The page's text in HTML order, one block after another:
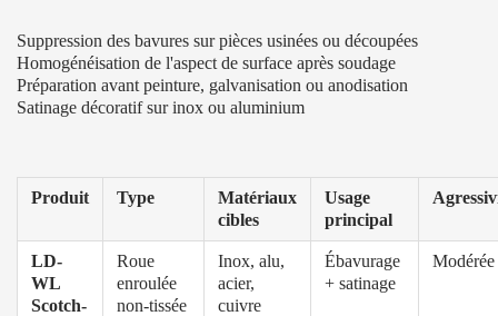
Suppression des bavures sur pièces usinées ou découpées
Homogénéisation de l'aspect de surface après soudage
Préparation avant peinture, galvanisation ou anodisation
Satinage décoratif sur inox ou aluminium
Produit Type
Matériaux
cibles
Usage
principal
LD-
WL
Scotch-
Roue
enroulée
non-tissée
Inox, alu,
acier,
cuivre
Ébavurage
+ satinage
Modérée